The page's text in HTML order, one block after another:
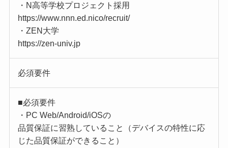
・N高等学校プロジェクト採用
https://www.nnn.ed.nico/recruit/
・ZEN大学
https://zen-univ.jp
必須要件
■必須要件
・PC Web/Android/iOSの
品質保証に習熟していること（デバイスの特性に応
じた品質保証ができること）